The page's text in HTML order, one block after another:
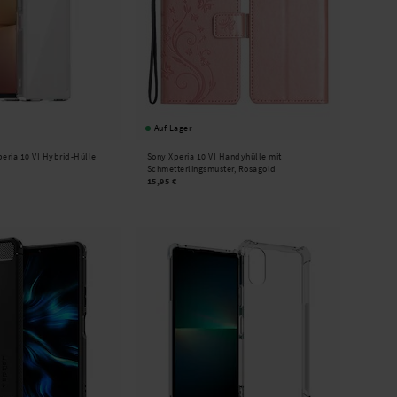
10 VI Hybrid-Hülle
Auf Lager
Sony Xperia 10 VI Handyhülle mit
Schmetterlingsmuster, Rosagold
15,95 €